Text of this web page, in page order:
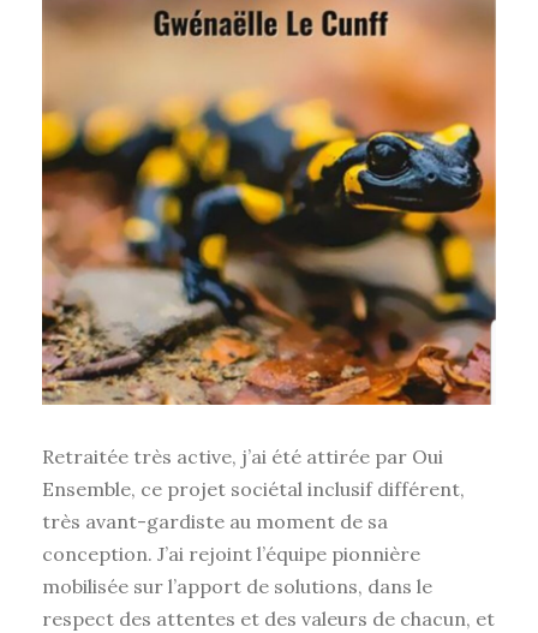
Retraitée très active, j’ai été attirée par Oui
Ensemble, ce projet sociétal inclusif différent,
très avant-gardiste au moment de sa
conception. J’ai rejoint l’équipe pionnière
mobilisée sur l’apport de solutions, dans le
respect des attentes et des valeurs de chacun, et